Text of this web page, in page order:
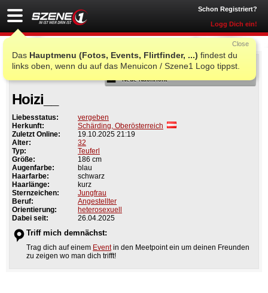
Schon Registriert?
Logg Dich ein!
Das Hauptmenu (Fotos, Events, Flirtfinder, ...) findest du
links oben, wenn du auf das Menuicon / Szene1 Logo tippst.
Close
Als Freund
Neue Nachricht
Hoizi__
Liebesstatus:
vergeben
Herkunft:
Schärding, Oberösterreich
Zuletzt Online:
19.10.2025 21:19
Alter:
32
Typ:
Teuferl
Größe:
186 cm
Augenfarbe:
blau
Haarfarbe:
schwarz
Haarlänge:
kurz
Sternzeichen:
Jungfrau
Beruf:
Angestellter
Orientierung:
heterosexuell
Dabei seit:
26.04.2025
Triff mich demnächst:
Trag dich auf einem Eventin den Meetpoint ein um deinen Freunden
zu zeigen wo man dich trifft!